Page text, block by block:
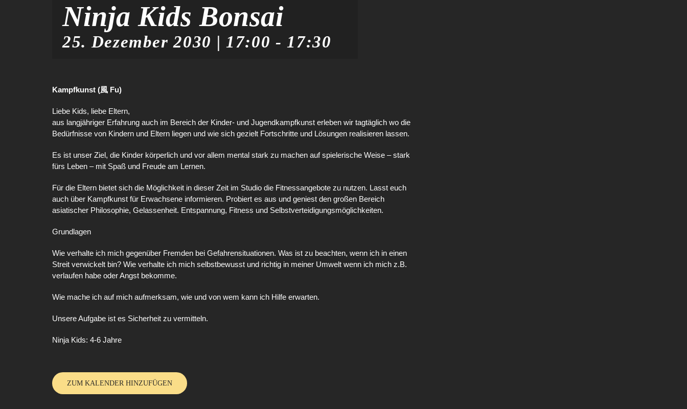
Ninja Kids Bonsai
25. Dezember 2030 | 17:00 - 17:30
Kampfkunst (風 Fu)
Liebe Kids, liebe Eltern,
aus langjähriger Erfahrung auch im Bereich der Kinder- und Jugendkampfkunst erleben wir tagtäglich wo die
Bedürfnisse von Kindern und Eltern liegen und wie sich gezielt Fortschritte und Lösungen realisieren lassen.
Es ist unser Ziel, die Kinder körperlich und vor allem mental stark zu machen auf spielerische Weise – stark
fürs Leben – mit Spaß und Freude am Lernen.
Für die Eltern bietet sich die Möglichkeit in dieser Zeit im Studio die Fitnessangebote zu nutzen. Lasst euch
auch über Kampfkunst für Erwachsene informieren. Probiert es aus und geniest den großen Bereich
asiatischer Philosophie, Gelassenheit. Entspannung, Fitness und Selbstverteidigungsmöglichkeiten.
Grundlagen
Wie verhalte ich mich gegenüber Fremden bei Gefahrensituationen. Was ist zu beachten, wenn ich in einen
Streit verwickelt bin? Wie verhalte ich mich selbstbewusst und richtig in meiner Umwelt wenn ich mich z.B.
verlaufen habe oder Angst bekomme.
Wie mache ich auf mich aufmerksam, wie und von wem kann ich Hilfe erwarten.
Unsere Aufgabe ist es Sicherheit zu vermitteln.
Ninja Kids: 4-6 Jahre
ZUM KALENDER HINZUFÜGEN